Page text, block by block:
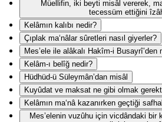
Müellifin, iki beyti misâl vererek,
tecessüm ettiğini
Kelâmın kalıbı nedir?
Çıplak ma‘nâlar sûretleri nasıl giyerler?
Mes’ele ile alâkalı Hakîm-i Busayrî’den
Kelâm-ı belîğ nedir?
Hüdhüd-ü Süleymân’dan misâl
Kuyûdat ve maksat ne gibi olmak
Kelâmın ma‘nâ kazanırken geçtiği
Mes’elenin vuzûhu için vicdândaki bir